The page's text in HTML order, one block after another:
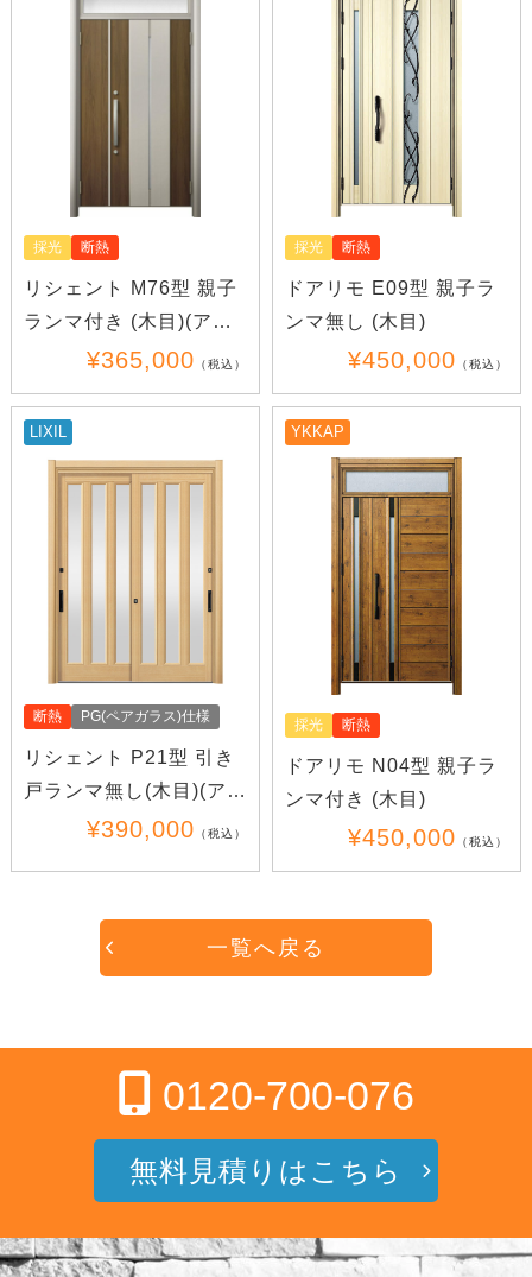
採光 断熱
リシェント M76型 親子
ランマ付き (木目)(アル
¥365,000 （税込）
採光 断熱
ドアリモ E09型 親子ラ
ンマ無し (木目)
¥450,000 （税込）
LIXIL
断熱 PG(ペアガラス)仕様
リシェント P21型 引き
戸ランマ無し(木目)(アル
¥390,000 （税込）
YKKAP
採光 断熱
ドアリモ N04型 親子ラ
ンマ付き (木目)
¥450,000 （税込）
一覧へ戻る
0120-700-076
無料見積りはこちら